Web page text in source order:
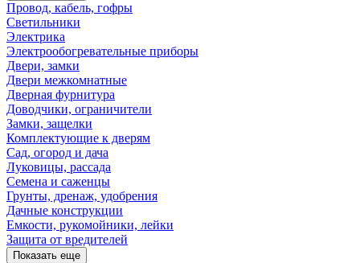
Провод, кабель, гофры
Светильники
Электрика
Электрообогревательные приборы
Двери, замки
Двери межкомнатные
Дверная фурнитура
Доводчики, ограничители
Замки, защелки
Комплектующие к дверям
Сад, огород и дача
Луковицы, рассада
Семена и саженцы
Грунты, дренаж, удобрения
Дачные конструкции
Емкости, рукомойники, лейки
Защита от вредителей
Показать еще